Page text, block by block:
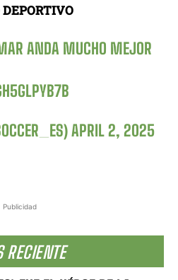
Publicidad
RECIENTE
ANDA MUCHO MEJOR
APRIL 2, 2025